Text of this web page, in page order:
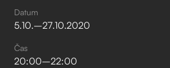
Datum
5.10.–⁠27.10.2020
Čas
20:00–⁠22:00